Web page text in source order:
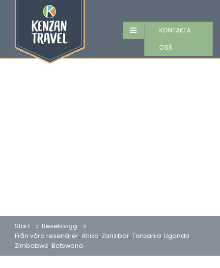
KONTAKTA
OSS
Start
Reseblogg
Från våra resenärer, Afrika, Zanzibar, Tanzania, Uganda,
Zimbabwe, Botswana